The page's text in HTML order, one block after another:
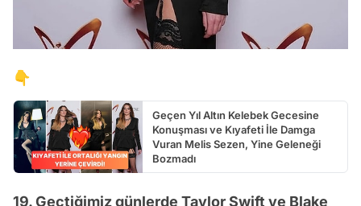
👇
Geçen Yıl Altın Kelebek Gecesine
Konuşması ve Kıyafeti İle Damga
Vuran Melis Sezen, Yine Geleneği
Bozmadı
19. Geçtiğimiz günlerde Taylor Swift ve Blake